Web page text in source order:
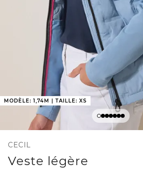
MODÈLE: 1,74M | TAILLE: XS
CECIL
Veste légère